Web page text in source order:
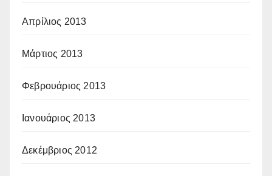
Απρίλιος 2013
Μάρτιος 2013
Φεβρουάριος 2013
Ιανουάριος 2013
Δεκέμβριος 2012